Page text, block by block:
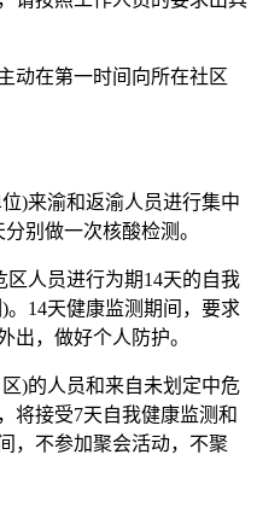
动在第一时间向所在社区
)来渝和返渝人员进行集中
别做一次核酸检测。
人员进行为期14天的自我
。14天健康监测期间，要求
出，做好个人防护。
)的人员和来自未划定中危
将接受7天自我健康监测和
，不参加聚会活动，不聚